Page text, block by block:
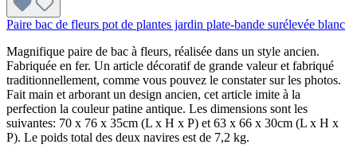
Paire bac de fleurs pot de plantes jardin plate-bande surélevée blanc
Magnifique paire de bac à fleurs, réalisée dans un style ancien.
Fabriquée en fer. Un article décoratif de grande valeur et fabriqué
traditionnellement, comme vous pouvez le constater sur les photos.
Fait main et arborant un design ancien, cet article imite à la
perfection la couleur patine antique. Les dimensions sont les
suivantes: 70 x 76 x 35cm (L x H x P) et 63 x 66 x 30cm (L x H x
P). Le poids total des deux navires est de 7,2 kg.